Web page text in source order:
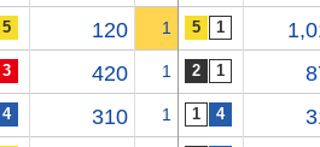
120 1
420 1
310 1